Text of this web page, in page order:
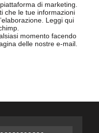
di marketing.
che le tue informazioni
Leggi qui
.
momento facendo
delle nostre e-mail.